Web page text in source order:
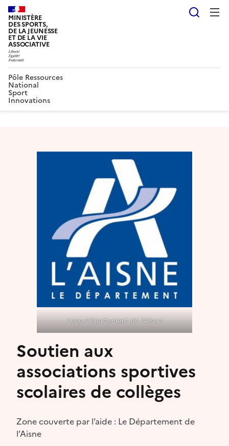
MINISTÈRE
DES SPORTS,
DE LA JEUNESSE
ET DE LA VIE
ASSOCIATIVE
Pôle Ressources
National
Sport
Innovations
Logo Département de l’Aisne
Soutien aux
associations sportives
scolaires de collèges
Zone couverte par l’aide : Le Département de
l’Aisne